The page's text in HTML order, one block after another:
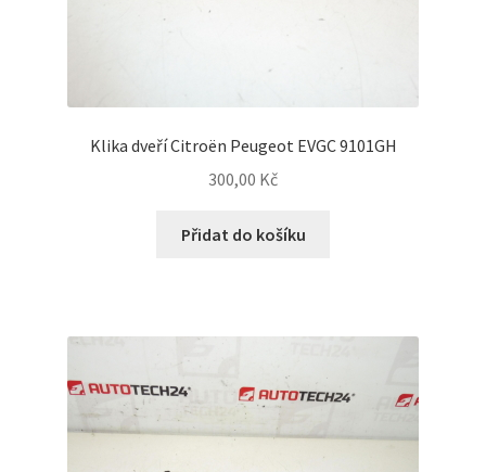
Klika dveří Citroën Peugeot EVGC 9101GH
300,00 Kč
Přidat do košíku